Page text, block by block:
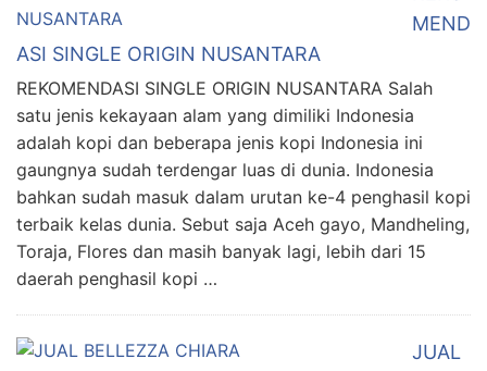
MEND
ASI SINGLE ORIGIN NUSANTARA
REKOMENDASI SINGLE ORIGIN NUSANTARA Salah
satu jenis kekayaan alam yang dimiliki Indonesia
adalah kopi dan beberapa jenis kopi Indonesia ini
gaungnya sudah terdengar luas di dunia. Indonesia
bahkan sudah masuk dalam urutan ke-4 penghasil kopi
terbaik kelas dunia. Sebut saja Aceh gayo, Mandheling,
Toraja, Flores dan masih banyak lagi, lebih dari 15
daerah penghasil kopi …
JUAL